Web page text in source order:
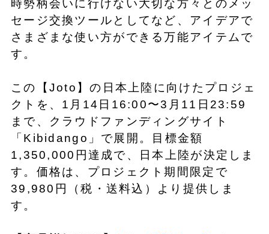
時勢柄会いに行けない大切な方々とのメッ
セージ交換ツールとしてなど、アイデアで
さまざまな使い方ができる万能アイテムで
す。
この【Joto】の日本上陸に向けたプロジェ
クトを、1月14日16:00〜3月11日23:59
まで、クラウドファンディングサイト
「Kibidango」で展開。目標金額
1,350,000円達成で、日本上陸が決定しま
す。価格は、プロジェクト期間限定で
39,980円（税・送料込）より提供しま
す。